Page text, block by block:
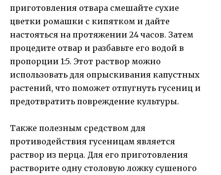
приготовления отвара смешайте сухие
цветки ромашки с кипятком и дайте
настояться на протяжении 24 часов. Затем
процедите отвар и разбавьте его водой в
пропорции 1:5. Этот раствор можно
использовать для опрыскивания капустных
растений, что поможет отпугнуть гусениц и
предотвратить повреждение культуры.
Также полезным средством для
противодействия гусеницам является
раствор из перца. Для его приготовления
растворите одну столовую ложку сушеного